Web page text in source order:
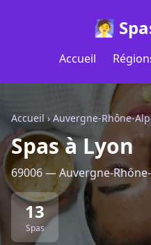
🧖
Accueil
Accueil› Auvergne-Rhône-
Spas à Lyon
69006 — Auvergne-
13
Spas